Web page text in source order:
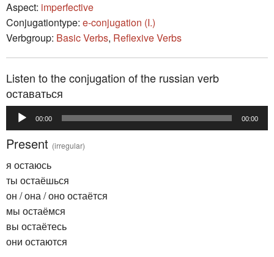
Aspect: imperfective
Conjugationtype: e-conjugation (I.)
Verbgroup: Basic Verbs, Reflexive Verbs
Listen to the conjugation of the russian verb
оставаться
Audio
Player
00:00 00:00
Present (irregular)
я остаюсь
ты остаёшься
он / она / оно остаётся
мы остаёмся
вы остаётесь
они остаются